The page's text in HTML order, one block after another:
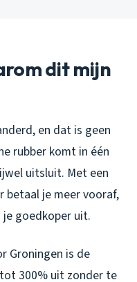
dit mijn
en dat is geen
rubber komt in één
uitsluit. Met een
betaal je meer vooraf,
goedkoper uit.
Groningen is de
300% uit zonder te